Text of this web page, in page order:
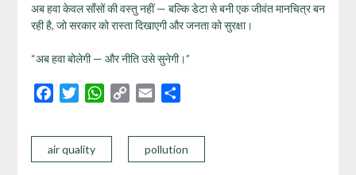
अब हवा केवल साँसों की वस्तु नहीं — बल्कि डेटा से बनी एक जीवंत मानचित्र बन
रही है, जो सरकार को रास्ता दिखाएगी और जनता को सुरक्षा।
“अब हवा बोलेगी — और नीति उसे सुनेगी।”
FacebookTwitterWhatsApp
Copy
Email
air quality pollution